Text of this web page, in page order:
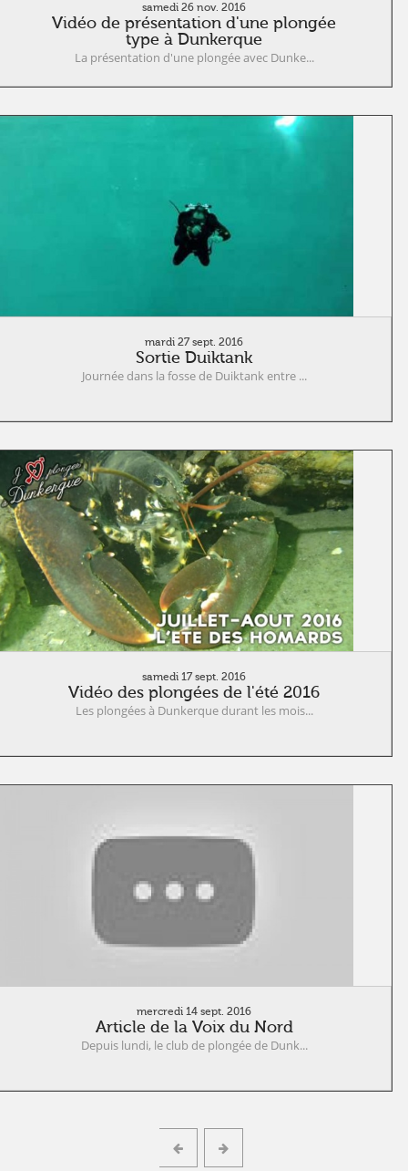
samedi 26 nov. 2016
Vidéo de présentation d'une plongée
type à Dunkerque
La présentation d'une plongée avec Dunke...
mardi 27 sept. 2016
Sortie Duiktank
Journée dans la fosse de Duiktank entre ...
samedi 17 sept. 2016
Vidéo des plongées de l'été 2016
Les plongées à Dunkerque durant les mois...
mercredi 14 sept. 2016
Article de la Voix du Nord
Depuis lundi, le club de plongée de Dunk...